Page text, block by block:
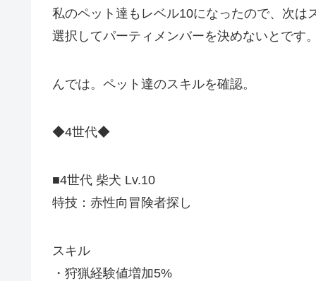
私のペット達もレベル10になったので、次
選択してパーティメンバーを決めないとです
んでは。ペット達のスキルを確認。
◆4世代◆
■4世代 柴犬 Lv.10
特技：赤性向冒険者探し
スキル
・狩猟経験値増加5%